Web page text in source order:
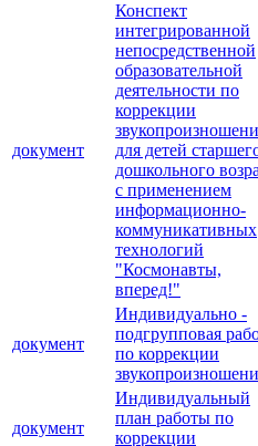
документ
Конспект
интегрированной
непосредственной
образовательной
деятельности по
коррекции
для детей
дошкольного
с применением
информационно-
коммуникативных
технологий
"Космонавты,
вперед!"
документ
Индивидуально -
подгрупповая
по коррекции
документ
Индивидуальный
план работы по
коррекции